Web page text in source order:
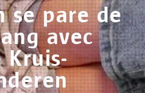
se pare de
avec
Kruis-